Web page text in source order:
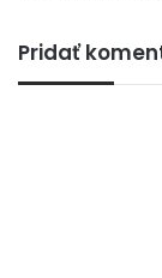
Pridať